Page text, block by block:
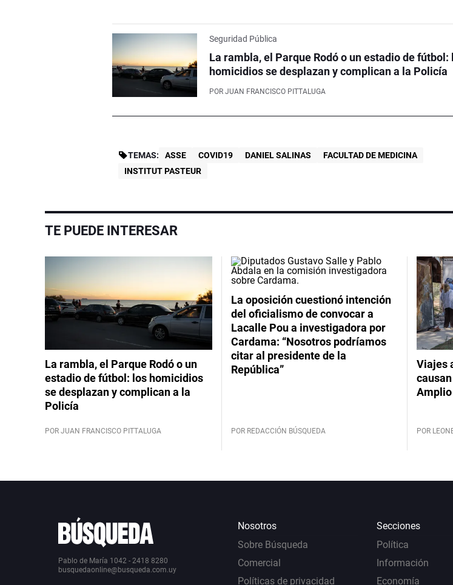
Seguridad Pública
La rambla, el Parque Rodó o un estadio de fútbol:
homicidios se desplazan y complican a la Policía
POR JUAN FRANCISCO PITTALUGA
TEMAS: ASSE COVID19 DANIEL SALINAS
FACULTAD DE MEDICINA
INSTITUT PASTEUR
TE PUEDE INTERESAR
La rambla, el Parque Rodó o un
estadio de fútbol: los homicidios
se desplazan y complican a la
Policía
POR JUAN FRANCISCO PITTALUGA
La oposición cuestionó intención
del oficialismo de convocar a
Lacalle Pou a investigadora por
Cardama: “Nosotros podríamos
citar al presidente de la
República”
POR REDACCIÓN BÚSQUEDA
Viajes
POR
Pablo de María 1042 - 2418 8280
busquedaonline@busqueda.com.uy
Nosotros
Sobre Búsqueda
Comercial
Políticas de privacidad
Secciones
Política
Información
Economía